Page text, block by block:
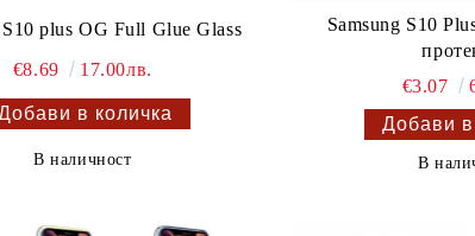
S10 plus OG Full Glue Glass
€8.69 17.00лв.
В наличност
Samsung S10
€3.07
В